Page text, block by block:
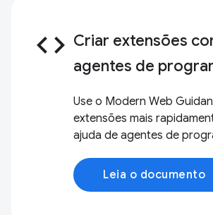
code Criar extensões
agentes de
Use o Modern Web
extensões mais
ajuda de agentes de
Leia o documento